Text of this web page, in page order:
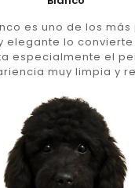
es uno de los más
elegante lo convierte
especialmente el
muy limpia y